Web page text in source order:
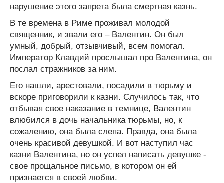
нарушение этого запрета была смертная казнь.
В те времена в Риме проживал молодой
священник, и звали его – Валентин. Он был
умный, добрый, отзывчивый, всем помогал.
Император Клавдий прослышал про Валентина, он
послал стражников за ним.
Его нашли, арестовали, посадили в тюрьму и
вскоре приговорили к казни. Случилось так, что
отбывая свое наказание в темнице, Валентин
влюбился в дочь начальника тюрьмы, но, к
сожалению, она была слепа. Правда, она была
очень красивой девушкой. И вот наступил час
казни Валентина, но он успел написать девушке -
свое прощальное письмо, в котором он ей
признается в своей любви.